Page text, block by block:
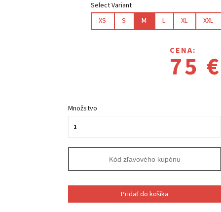
Select Variant
XS
S M L XL XXL
CENA:
75 €
Množstvo
Pridať do košíka